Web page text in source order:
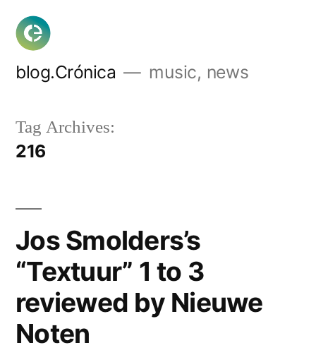
Skip
content
blog.Crónica music, news
Tag Archives:
216
Jos Smolders’s
“Textuur” 1 to 3
reviewed by Nieuwe
Noten